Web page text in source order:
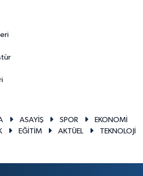
ASAYİŞ SPOR
EKONOMİ
EĞİTİM AKTÜEL TEKNOLOJİ